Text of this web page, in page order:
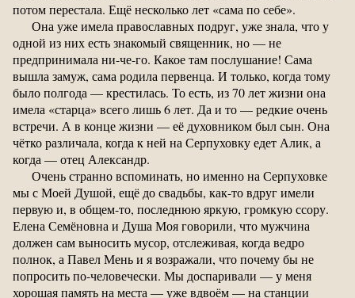
потом перестала. Ещё несколько лет «сама по себе».
Она уже имела православных подруг, уже знала, что у
одной из них есть знакомый священник, но — не
предпринимала ни-че-го. Какое там послушание! Сама
вышла замуж, сама родила первенца. И только, когда тому
было полгода — крестилась. То есть, из 70 лет жизни она
имела «старца» всего лишь 6 лет. Да и то — редкие очень
встречи. А в конце жизни — её духовником был сын. Она
чётко различала, когда к ней на Серпуховку едет Алик, а
когда — отец Александр.
Очень странно вспоминать, но именно на Серпуховке
мы с Моей Душой, ещё до свадьбы, как-то вдруг имели
первую и, в общем-то, последнюю яркую, громкую ссору.
Елена Семёновна и Душа Моя говорили, что мужчина
должен сам выносить мусор, отслеживая, когда ведро
полнок, а Павел Мень и я возражали, что почему бы не
попросить по-человечески. Мы доспаривали — у меня
хорошая память на места — уже вдвоём — на станции